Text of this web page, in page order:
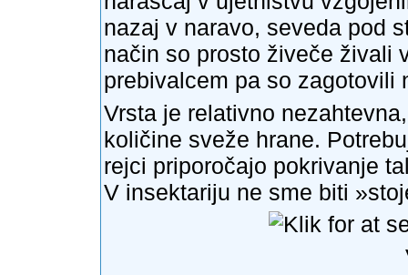
nazaj v naravo, seveda pod
način so prosto živeče živali
prebivalcem pa so zagotovili
Vrsta je relativno
količine sveže hrane.
rejci priporočajo pokrivanje
V insektariju ne sme biti